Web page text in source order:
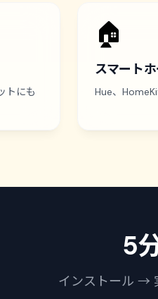
トにも
🏠
スマート
Hue、
5
インストール →